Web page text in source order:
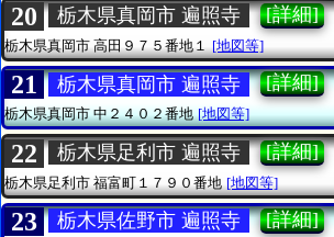
20 栃木県真岡市 遍照寺 [詳細]
栃木県真岡市 高田９７５番地１ [地図等]
21 栃木県真岡市 遍照寺 [詳細]
栃木県真岡市中２４０２番地 [地図等]
22 栃木県足利市 遍照寺 [詳細]
栃木県足利市 福富町１７９０番地 [地図等]
23 栃木県佐野市 遍照寺 [詳細]